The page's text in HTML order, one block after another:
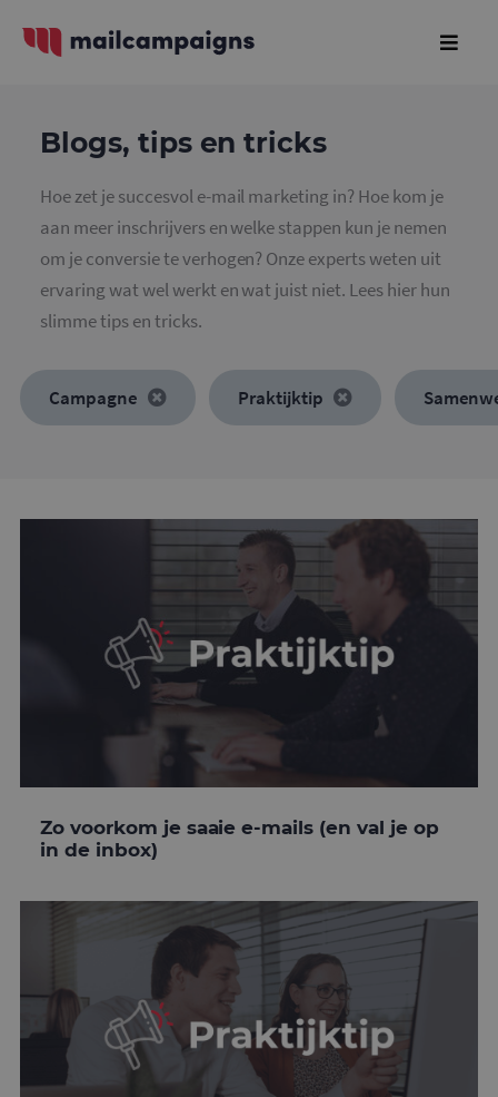
Blogs, tips en tricks
Hoe zet je succesvol e-mail marketing in? Hoe kom je
aan meer inschrijvers en welke stappen kun je nemen
om je conversie te verhogen? Onze experts weten uit
ervaring wat wel werkt en wat juist niet. Lees hier hun
slimme tips en tricks.
Campagne Praktijktip
Zo voorkom je saaie e-mails (en val je op
in de inbox)